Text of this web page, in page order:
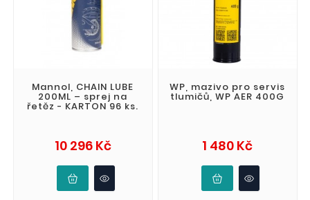
Mannol, CHAIN LUBE
200ML – sprej na
řetěz - KARTON 96 ks.
10 296 KčCena
WP, mazivo pro servis
tlumičů, WP AER 400G
1 480 KčCena